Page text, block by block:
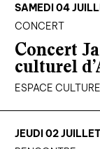
SAMEDI 04
CONCERT
Concert
culturel
ESPACE
JEUDI 02